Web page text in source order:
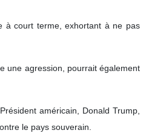
à court terme, exhortant à ne pas
une agression, pourrait également
américain, Donald Trump,
le pays souverain.